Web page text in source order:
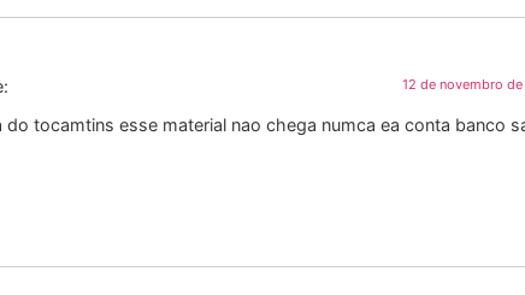
12 de novembro
do tocamtins esse material nao chega numca ea conta banco